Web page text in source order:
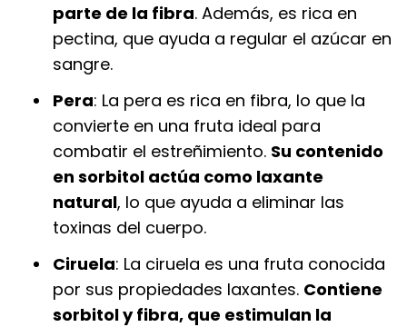
parte de la fibra. Además, es rica en
pectina, que ayuda a regular el azúcar en
sangre.
Pera: La pera es rica en fibra, lo que la
convierte en una fruta ideal para
combatir el estreñimiento. Su contenido
en sorbitol actúa como laxante
natural, lo que ayuda a eliminar las
toxinas del cuerpo.
Ciruela: La ciruela es una fruta conocida
por sus propiedades laxantes. Contiene
sorbitol y fibra, que estimulan la